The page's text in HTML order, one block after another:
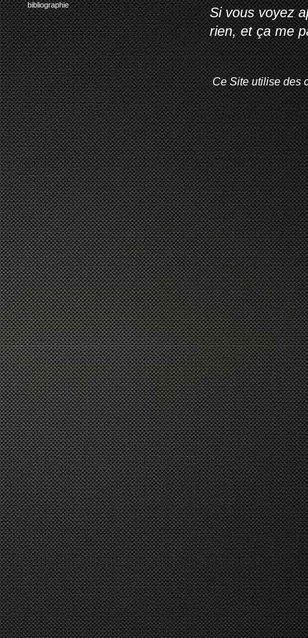
bibliographie
Si vous voyez
rien, et ça me
Ce Site utilise des